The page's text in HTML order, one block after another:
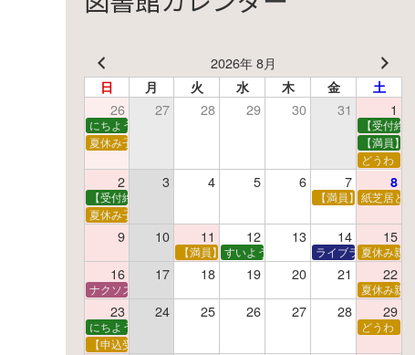
2026年 8月
日 月 火 水 木 金 土
26 27 28 29 30 31 1
にちようえほん
【受付終
夏休み子ども映画会
【満員】
どうわ
2 3 4 5 6 7 8
【受付終了】親子で挑戦！調べ学習ワークショップ【満員】夏休み科学
紙芝居と折
夏休み子ども平和映画会
9 10 11 12 13 14 15
【満員】夏休みおはなし工作会
すいようえほん ライブラリーシアタ
夏休み親
16 17 18 19 20 21 22
ナクソス音楽会 第5回 NHK交響楽団創立100年 夏休み親
23 24 25 26 27 28 29
にちようえほん
どうわ
【申込受付中】ゆうべのこわ～いおはなし会